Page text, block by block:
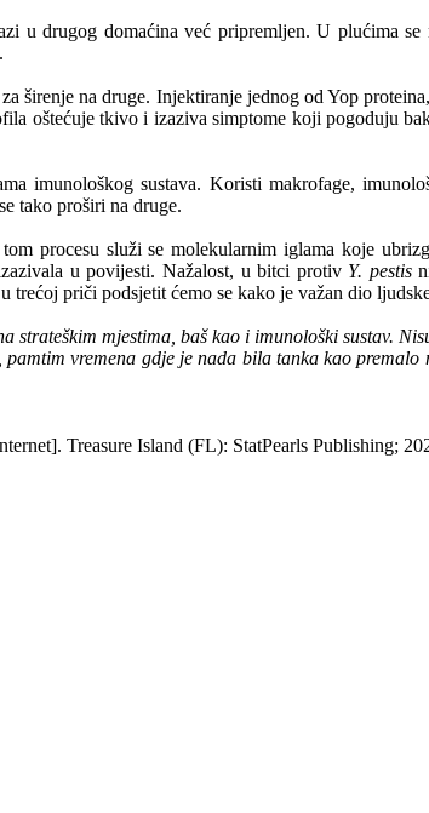
drugog domaćina već pripremljen. U plućima se
širenje na druge. Injektiranje jednog od Yop
oštećuje tkivo i izaziva simptome koji pogoduju
imunološkog sustava. Koristi makrofage,
tako proširi na druge.
procesu služi se molekularnim iglama koje
u povijesti. Nažalost, u bitci protiv Y. pestis
priči podsjetit ćemo se kako je važan dio
mjestima, baš kao i imunološki sustav.
vremena gdje je nada bila tanka kao
Treasure Island (FL): StatPearls Publishing;